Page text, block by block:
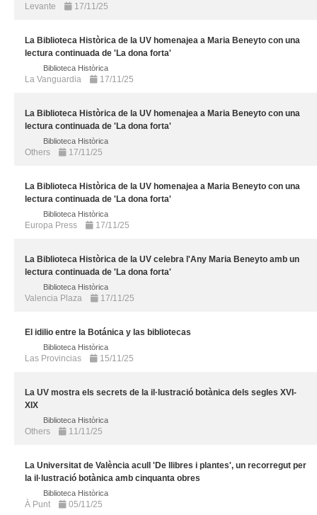
Levante 17/11/25
La Biblioteca Històrica de la UV homenajea a Maria Beneyto con una
lectura continuada de 'La dona forta'
Biblioteca Històrica
La Vanguardia 17/11/25
La Biblioteca Històrica de la UV homenajea a Maria Beneyto con una
lectura continuada de 'La dona forta'
Biblioteca Històrica
Others 17/11/25
La Biblioteca Històrica de la UV homenajea a Maria Beneyto con una
lectura continuada de 'La dona forta'
Biblioteca Històrica
Europa Press 17/11/25
La Biblioteca Històrica de la UV celebra l'Any Maria Beneyto amb un
lectura continuada de 'La dona forta'
Biblioteca Històrica
Valencia Plaza 17/11/25
El idilio entre la Botánica y las bibliotecas
Biblioteca Històrica
Las Provincias 15/11/25
La UV mostra els secrets de la il·lustració botànica dels segles XVI-
XIX
Biblioteca Històrica
Others 11/11/25
La Universitat de València acull 'De llibres i plantes', un recorregut per
la il·lustració botànica amb cinquanta obres
Biblioteca Històrica
À Punt 05/11/25